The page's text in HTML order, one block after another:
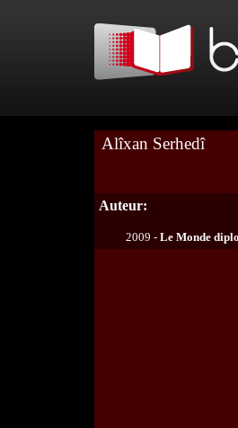
Alîxan Serhedî
Auteur:
2009 - Le Monde